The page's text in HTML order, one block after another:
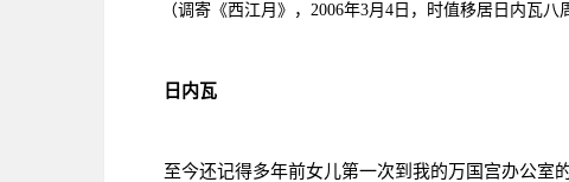
（调寄《西江月》，2006年3月4日，时值移居日内瓦八
日内瓦
至今还记得多年前女儿第一次到我的万国宫办公室